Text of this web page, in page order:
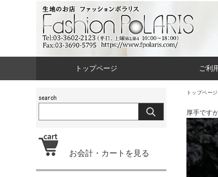
トップページ ご利
トップページ
厚手です
お会計・カートを見る